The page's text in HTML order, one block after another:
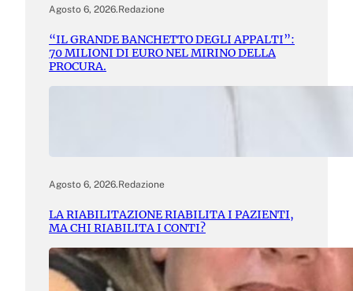
Agosto 6, 2026.Redazione
“IL GRANDE BANCHETTO DEGLI APPALTI”:
70 MILIONI DI EURO NEL MIRINO DELLA
PROCURA.
Agosto 6, 2026.Redazione
LA RIABILITAZIONE RIABILITA I PAZIENTI,
MA CHI RIABILITA I CONTI?